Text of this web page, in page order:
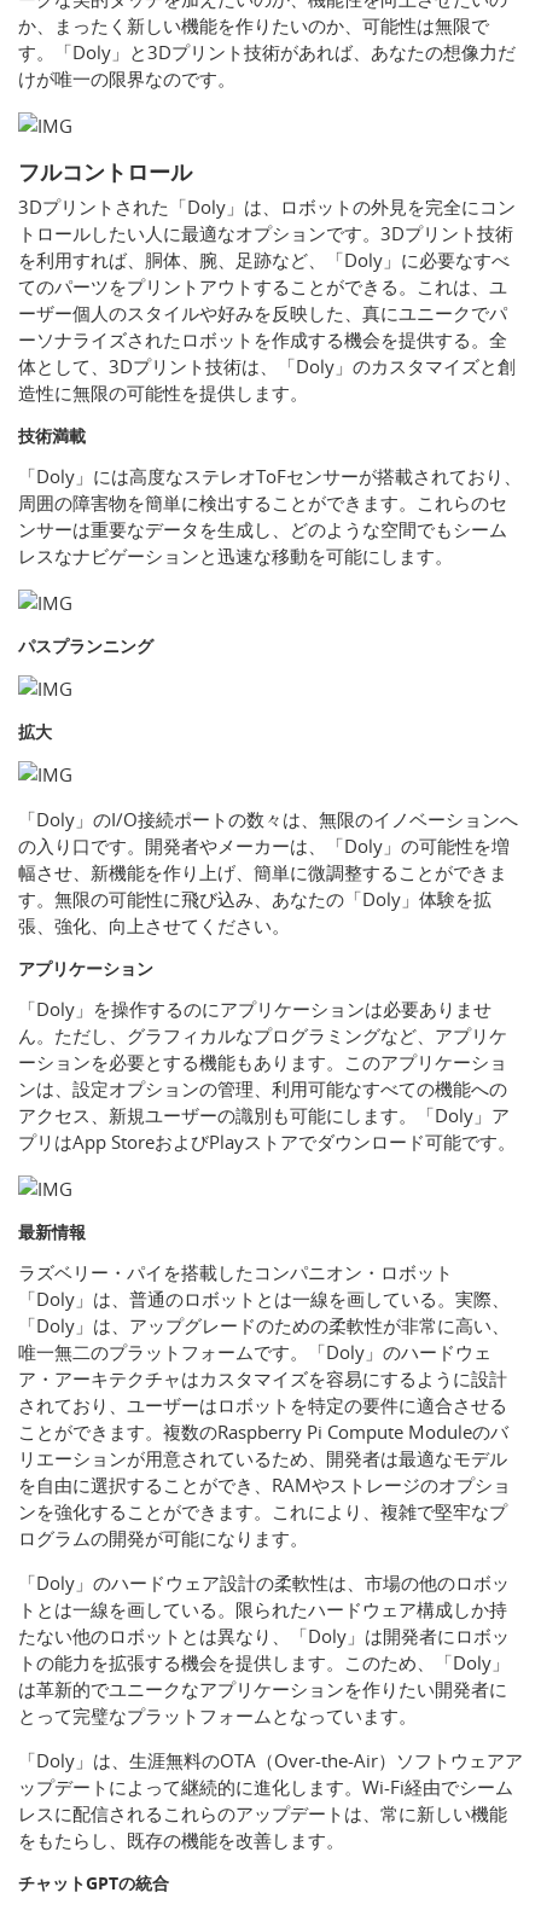
か、まったく新しい機能を作りたいのか、可能性は無限で
す。「Doly」と3Dプリント技術があれば、あなたの想像力だ
けが唯一の限界なのです。
フルコントロール
3Dプリントされた「Doly」は、ロボットの外見を完全にコン
トロールしたい人に最適なオプションです。3Dプリント技術
を利用すれば、胴体、腕、足跡など、「Doly」に必要なすべ
てのパーツをプリントアウトすることができる。これは、ユ
ーザー個人のスタイルや好みを反映した、真にユニークでパ
ーソナライズされたロボットを作成する機会を提供する。全
体として、3Dプリント技術は、「Doly」のカスタマイズと創
造性に無限の可能性を提供します。
技術満載
「Doly」には高度なステレオToFセンサーが搭載されており、
周囲の障害物を簡単に検出することができます。これらのセ
ンサーは重要なデータを生成し、どのような空間でもシーム
レスなナビゲーションと迅速な移動を可能にします。
パスプランニング
拡大
「Doly」のI/O接続ポートの数々は、無限のイノベーションへ
の入り口です。開発者やメーカーは、「Doly」の可能性を増
幅させ、新機能を作り上げ、簡単に微調整することができま
す。無限の可能性に飛び込み、あなたの「Doly」体験を拡
張、強化、向上させてください。
アプリケーション
「Doly」を操作するのにアプリケーションは必要ありませ
ん。ただし、グラフィカルなプログラミングなど、アプリケ
ーションを必要とする機能もあります。このアプリケーショ
ンは、設定オプションの管理、利用可能なすべての機能への
アクセス、新規ユーザーの識別も可能にします。「Doly」ア
プリはApp StoreおよびPlayストアでダウンロード可能です。
最新情報
ラズベリー・パイを搭載したコンパニオン・ロボット
「Doly」は、普通のロボットとは一線を画している。実際、
「Doly」は、アップグレードのための柔軟性が非常に高い、
唯一無二のプラットフォームです。「Doly」のハードウェ
ア・アーキテクチャはカスタマイズを容易にするように設計
されており、ユーザーはロボットを特定の要件に適合させる
ことができます。複数のRaspberry Pi Compute Moduleのバ
リエーションが用意されているため、開発者は最適なモデル
を自由に選択することができ、RAMやストレージのオプショ
ンを強化することができます。これにより、複雑で堅牢なプ
ログラムの開発が可能になります。
「Doly」のハードウェア設計の柔軟性は、市場の他のロボッ
トとは一線を画している。限られたハードウェア構成しか持
たない他のロボットとは異なり、「Doly」は開発者にロボッ
トの能力を拡張する機会を提供します。このため、「Doly」
は革新的でユニークなアプリケーションを作りたい開発者に
とって完璧なプラットフォームとなっています。
「Doly」は、生涯無料のOTA（Over-the-Air）ソフトウェアア
ップデートによって継続的に進化します。Wi-Fi経由でシーム
レスに配信されるこれらのアップデートは、常に新しい機能
をもたらし、既存の機能を改善します。
チャットGPTの統合